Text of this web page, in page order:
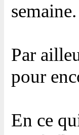
semaine.
Par
pour
En ce